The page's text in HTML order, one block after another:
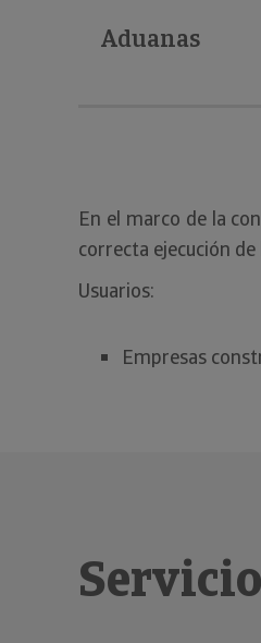
Aduanas
En el marco de la
correcta ejecución
Usuarios:
Empresas